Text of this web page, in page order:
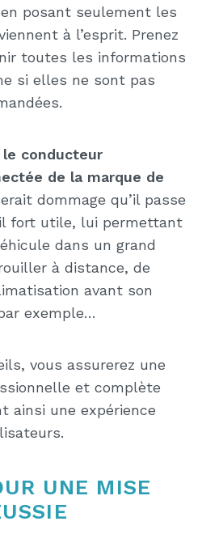
posant seulement les
à l’esprit. Prenez
toutes les informations
si elles ne sont pas
le conducteur
de la marque de
dommage qu’il passe
fort utile, lui permettant
dans un grand
à distance, de
avant son
exemple…
vous assurerez une
et complète
ainsi une expérience
UNE MISE